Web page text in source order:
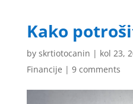
Kako
by skrtiotocanin | kol 23,
Financije | 9 comments